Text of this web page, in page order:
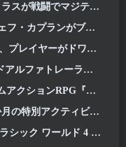
ジテック メックを指揮する
ザードに任せた理由を説明
ーフ鉱山に送り込まれます
ながらも恐ろしい芸術作品です
の発売日を発表: スターダイブ
特別アクティビティ
オンラインテストの申し込みを開始